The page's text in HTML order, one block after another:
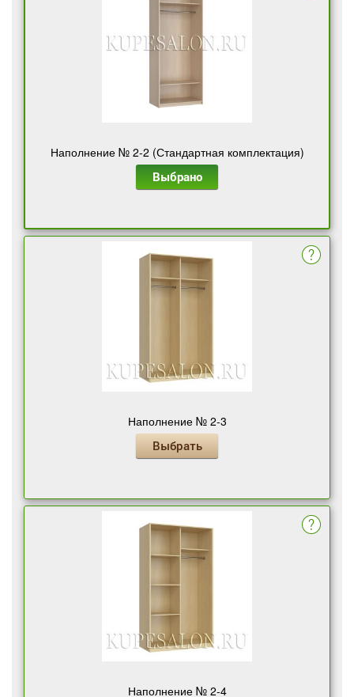
Наполнение № 2-2 (Стандартная комплектация)
Выбрано
Наполнение № 2-3
Выбрать
Наполнение № 2-4